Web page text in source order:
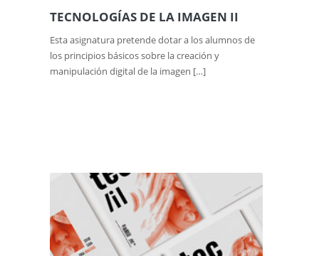
TECNOLOGÍAS DE LA IMAGEN II
Esta asignatura pretende dotar a los alumnos de
los principios básicos sobre la creación y
manipulación digital de la imagen […]